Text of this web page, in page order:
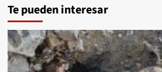
Te pueden interesar